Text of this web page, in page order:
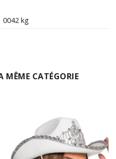
0042 kg
MÊME CATÉGORIE